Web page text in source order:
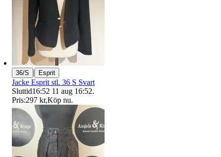
36/S | Esprit
Jacke Esprit stl. 36 S Svart
Sluttid16:52 11 aug 16:52.
Pris:297 kr,Köp nu.